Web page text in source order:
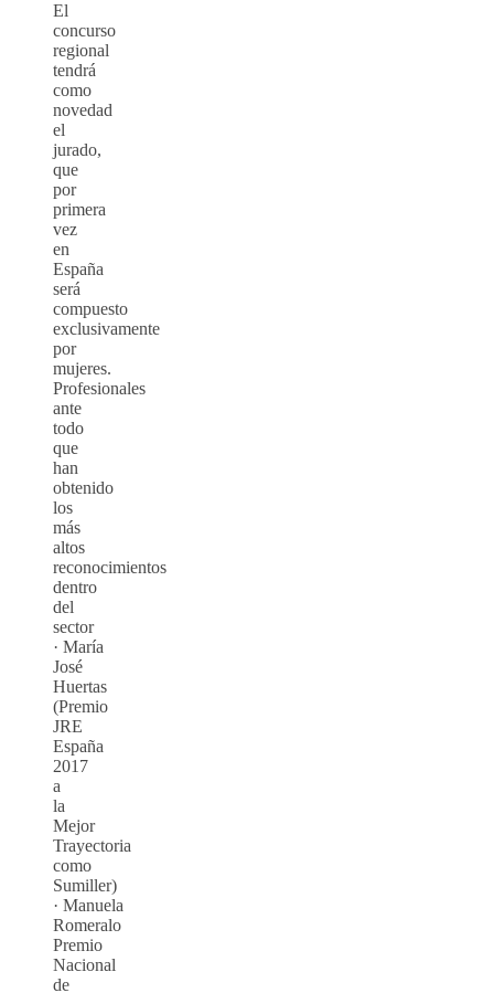
El
concurso
regional
tendrá
como
novedad
el
jurado,
que
por
primera
vez
en
España
será
compuesto
exclusivamente
por
mujeres.
Profesionales
ante
todo
que
han
obtenido
los
más
altos
reconocimientos
dentro
del
sector
· María
José
Huertas
(Premio
JRE
España
2017
a
la
Mejor
Trayectoria
como
Sumiller)
· Manuela
Romeralo
Premio
Nacional
de